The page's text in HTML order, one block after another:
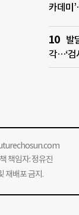
카데미
발
각…‘검
책임자: 정유진
배포 금지.